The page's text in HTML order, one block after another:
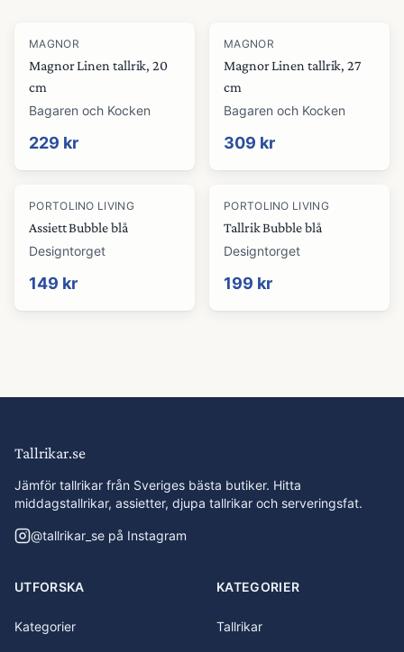
MAGNOR
Magnor Linen tallrik, 20
cm
Bagaren och Kocken
229 kr
MAGNOR
Magnor Linen tallrik, 27
cm
Bagaren och Kocken
309 kr
PORTOLINO LIVING
Assiett Bubble blå
Designtorget
149 kr
PORTOLINO LIVING
Tallrik Bubble blå
Designtorget
199 kr
Tallrikar.se
Jämför tallrikar från Sveriges bästa butiker. Hitta
middagstallrikar, assietter, djupa tallrikar och serveringsfat.
@tallrikar_se på Instagram
UTFORSKA
Kategorier
KATEGORIER
Tallrikar